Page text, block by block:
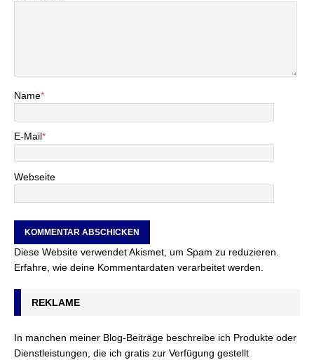
Name*
E-Mail*
Webseite
Diese Website verwendet Akismet, um Spam zu reduzieren.
Erfahre, wie deine Kommentardaten verarbeitet werden.
REKLAME
In manchen meiner Blog-Beiträge beschreibe ich Produkte oder
Dienstleistungen, die ich gratis zur Verfügung gestellt